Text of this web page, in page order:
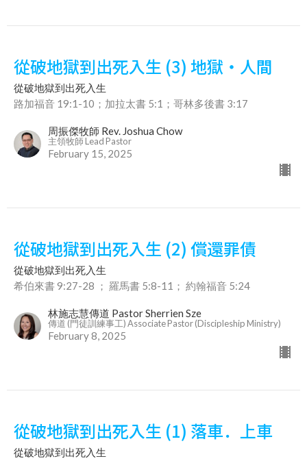
從破地獄到出死入生 (3) 地獄・人間
從破地獄到出死入生
路加福音 19:1-10；加拉太書 5:1；哥林多後書 3:17
周振傑牧師 Rev. Joshua Chow
主領牧師 Lead Pastor
February 15, 2025
從破地獄到出死入生 (2) 償還罪債
從破地獄到出死入生
希伯來書 9:27-28 ； 羅馬書 5:8-11； 約翰福音 5:24
林施志慧傳道 Pastor Sherrien Sze
傳道 (門徒訓練事工) Associate Pastor (Discipleship Ministry)
February 8, 2025
從破地獄到出死入生 (1) 落車．上車
從破地獄到出死入生